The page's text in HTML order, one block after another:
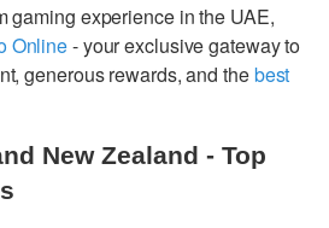
gaming experience in the UAE,
Online- your exclusive gateway to
generous rewards, and thebest
New Zealand - Top